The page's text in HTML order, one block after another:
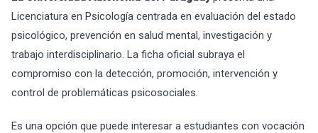
Licenciatura en Psicología centrada en evaluación del estado
psicológico, prevención en salud mental, investigación y
trabajo interdisciplinario. La ficha oficial subraya el
compromiso con la detección, promoción, intervención y
control de problemáticas psicosociales.
Es una opción que puede interesar a estudiantes con vocación